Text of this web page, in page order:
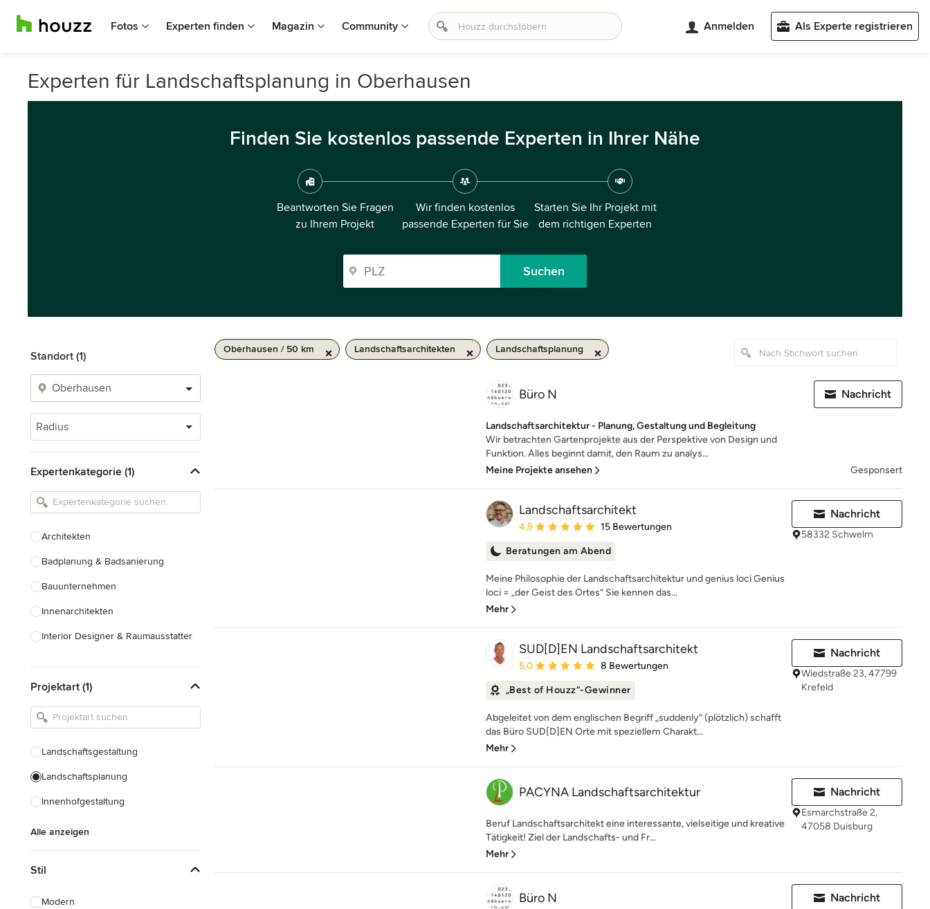
Fotos Experten finden Magazin Community Anmelden Als Experte registrieren
Experten für Landschaftsplanung in Oberhausen
Finden Sie kostenlos passende Experten in Ihrer Nähe
Beantworten Sie Fragen
zu Ihrem Projekt
Wir finden kostenlos
passende Experten für Sie
Starten Sie Ihr Projekt mit
dem richtigen Experten
Suchen
Standort (1)
Radius
Expertenkategorie (1)
Architekten
Badplanung & Badsanierung
Bauunternehmen
Innenarchitekten
Interior Designer & Raumausstatter
Landschaftsarchitekten
Armaturen & Sanitärbedarf
Einbauschränke
Projektart (1)
Landschaftsgestaltung
Landschaftsplanung
Innenhofgestaltung
Alle anzeigen
Stil
Modern
Oberhausen / 50 km Landschaftsarchitekten Landschaftsplanung
Büro N
Landschaftsarchitektur - Planung, Gestaltung und Begleitung
Wir betrachten Gartenprojekte aus der Perspektive von Design und
Funktion. Alles beginnt damit, den Raum zu analys...
Meine Projekte ansehen
Nachricht
Gesponsert
Landschaftsarchitekt
Durchschnittliche Bewertung: 4.9 von 5 Sternen
4,9 15 Bewertungen
Beratungen am Abend
Meine Philosophie der Landschaftsarchitektur und genius loci Genius
loci = „der Geist des Ortes“ Sie kennen das...
Mehr
Nachricht
58332 Schwelm
SUD[D]EN Landschaftsarchitekt
Durchschnittliche Bewertung: 5 von 5 Sternen
5,0 8 Bewertungen
„Best of Houzz“-Gewinner
Abgeleitet von dem englischen Begriff „suddenly“ (plötzlich) schafft
das Büro SUD[D]EN Orte mit speziellem Charakt...
Mehr
Nachricht
Wiedstraße 23, 47799
Krefeld
PACYNA Landschaftsarchitektur
Beruf Landschaftsarchitekt eine interessante, vielseitige und kreative
Tätigkeit! Ziel der Landschafts- und Fr...
Mehr
Nachricht
Esmarchstraße 2,
47058 Duisburg
Büro N Nachricht